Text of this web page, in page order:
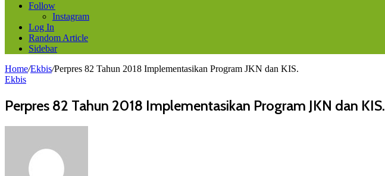
Follow
Instagram
Log In
Random Article
Sidebar
Home/Ekbis/Perpres 82 Tahun 2018 Implementasikan Program JKN dan KIS.
Ekbis
Perpres 82 Tahun 2018 Implementasikan Program JKN dan KIS.